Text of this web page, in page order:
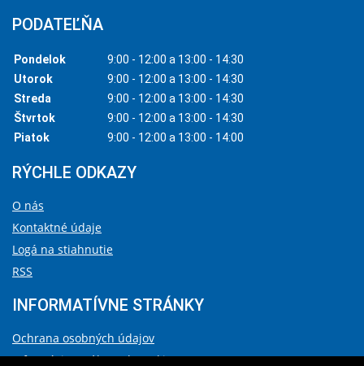
PODATEĽŇA
Pondelok
9:00 - 12:00 a 13:00 - 14:30
Utorok
9:00 - 12:00 a 13:00 - 14:30
Streda
9:00 - 12:00 a 13:00 - 14:30
Štvrtok
9:00 - 12:00 a 13:00 - 14:30
Piatok
9:00 - 12:00 a 13:00 - 14:00
RÝCHLE ODKAZY
O nás
Kontaktné údaje
Logá na stiahnutie
RSS
INFORMATÍVNE STRÁNKY
Ochrana osobných údajov
Informácie o súboroch cookies